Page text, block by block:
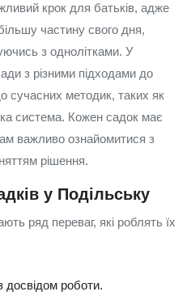
крок для батьків, адже
частину свого дня,
з однолітками. У
з різними підходами до
сучасних методик, таких як
система. Кожен садок має
важливо ознайомитися з
рішення.
у Подільську
ряд переваг, які роблять їх
досвідом роботи.